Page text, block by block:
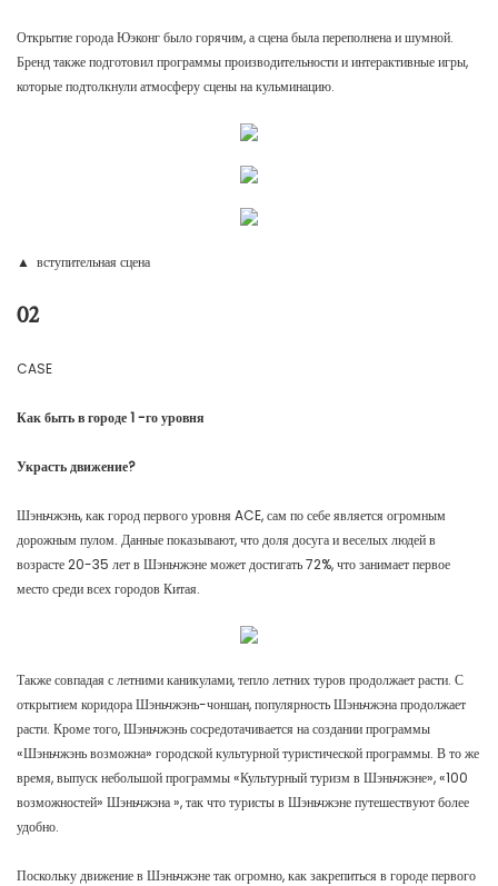
Открытие города Юэконг было горячим, а сцена была переполнена и шумной.
Бренд также подготовил программы производительности и интерактивные игры,
которые подтолкнули атмосферу сцены на кульминацию.
▲ вступительная сцена
02
CASE
Как быть в городе 1 -го уровня
Украсть движение?
Шэньчжэнь, как город первого уровня ACE, сам по себе является огромным
дорожным пулом. Данные показывают, что доля досуга и веселых людей в
возрасте 20-35 лет в Шэньчжэне может достигать 72%, что занимает первое
место среди всех городов Китая.
Также совпадая с летними каникулами, тепло летних туров продолжает расти. С
открытием коридора Шэньчжэнь-чоншан, популярность Шэньчжэна продолжает
расти. Кроме того, Шэньчжэнь сосредотачивается на создании программы
«Шэньчжэнь возможна» городской культурной туристической программы. В то же
время, выпуск небольшой программы «Культурный туризм в Шэньчжэне», «100
возможностей» Шэньчжэна », так что туристы в Шэньчжэне путешествуют более
удобно.
Поскольку движение в Шэньчжэне так огромно, как закрепиться в городе первого